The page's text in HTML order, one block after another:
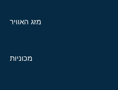
מזג האוויר
מכוניות